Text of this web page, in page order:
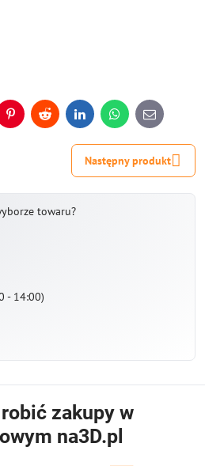
PinterestReddit LinkedInWhatsApp
E-
mail
Następny produkt
towaru?
- 14:00)
zakupy w
na3D.pl